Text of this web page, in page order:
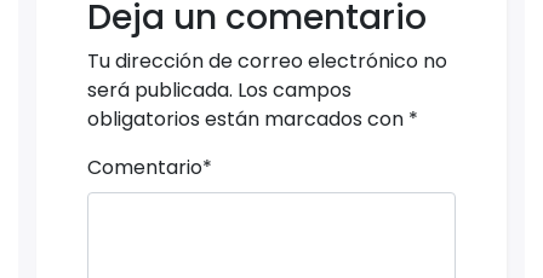
Deja un comentario
Tu dirección de correo electrónico no
será publicada. Los campos
obligatorios están marcados con *
Comentario*